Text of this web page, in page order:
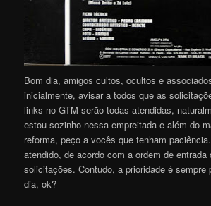
Bom dia, amigos cultos, ocultos e
inicialmente, avisar a todos que as
links no GTM serão todas atendidas,
estou sozinho nessa empreitada e além do
reforma, peço a vocês que tenham
atendido, de acordo com a ordem de entrada
solicitações. Contudo, a prioridade é sempre
dia, ok?